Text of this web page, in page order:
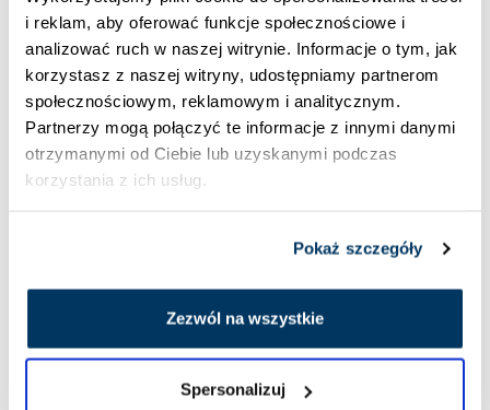
i reklam, aby oferować funkcje społecznościowe i
analizować ruch w naszej witrynie. Informacje o tym, jak
korzystasz z naszej witryny, udostępniamy partnerom
społecznościowym, reklamowym i analitycznym.
Partnerzy mogą połączyć te informacje z innymi danymi
otrzymanymi od Ciebie lub uzyskanymi podczas
korzystania z ich usług.
Pokaż szczegóły
Zezwól na wszystkie
Spersonalizuj
ZOBACZ WIĘCEJ